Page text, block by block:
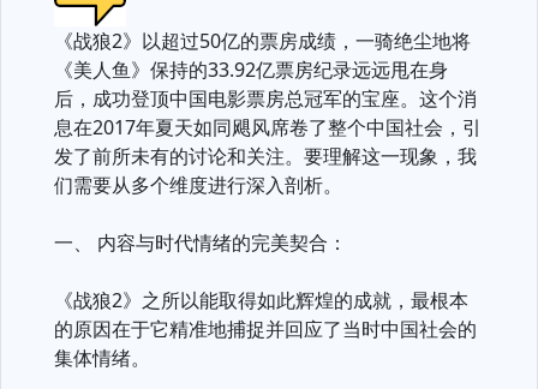
《战狼2》以超过50亿的票房成绩，一骑绝尘地将
《美人鱼》保持的33.92亿票房纪录远远甩在身
后，成功登顶中国电影票房总冠军的宝座。这个消
息在2017年夏天如同飓风席卷了整个中国社会，引
发了前所未有的讨论和关注。要理解这一现象，我
们需要从多个维度进行深入剖析。
一、 内容与时代情绪的完美契合：
《战狼2》之所以能取得如此辉煌的成就，最根本
的原因在于它精准地捕捉并回应了当时中国社会的
集体情绪。